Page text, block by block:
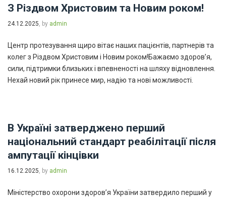
З Різдвом Христовим та Новим роком!
24.12.2025 , by admin
Центр протезування щиро вітає наших пацієнтів, партнерів та
колег з Різдвом Христовим і Новим роком!Бажаємо здоров’я,
сили, підтримки близьких і впевненості на шляху відновлення.
Нехай новий рік принесе мир, надію та нові можливості.
В Україні затверджено перший
національний стандарт реабілітації після
ампутації кінцівки
16.12.2025 , by admin
Міністерство охорони здоров’я України затвердило перший у